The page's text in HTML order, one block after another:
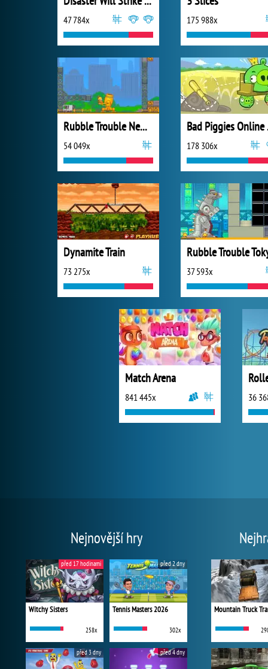
47 784x 175 988x
Rubble Trouble New York
54 049x 178 306x
Dynamite Train
73 275x
Rubble Trouble
37 593x
Match Arena
841 445x 36
Nejnovější hry
Witchy Sisters
258x
před 17 hodinami
Tennis Masters 2026
302x
před 2 dny
před 3 dny před 4 dny
Mountain Truck